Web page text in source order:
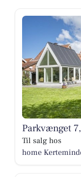
Parkvænget
Til salg hos
home